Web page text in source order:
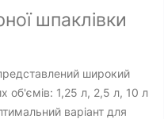
шпаклівки
широкий
об'ємів: 1,25 л, 2,5 л, 10 л
варіант для